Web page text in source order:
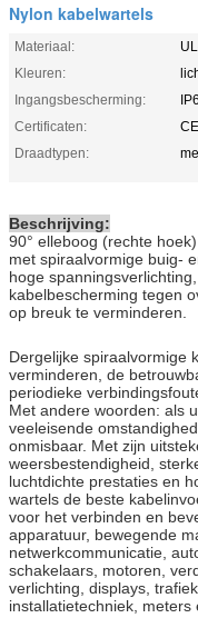
Nylon kabelwartels
Materiaal:
Kleuren:
Ingangsbescherming:
Certificaten:
Draadtypen:
Beschrijving:
90° elleboog (rechte
met spiraalvormige buig-
hoge
kabelbescherming tegen
op breuk te verminderen.
Dergelijke spiraalvormige
verminderen, de
periodieke
Met andere woorden: als
veeleisende
onmisbaar. Met zijn
weersbestendigheid,
luchtdichte prestaties en
wartels de beste
voor het verbinden en
apparatuur, bewegende
netwerkcommunicatie,
schakelaars, motoren,
verlichting, displays,
installatietechniek, meters